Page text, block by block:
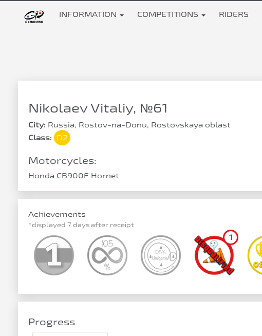
INFORMATION COMPETITIONS RIDERS
Nikolaev Vitaliy, №61
City: Russia, Rostov-na-Donu, Rostovskaya oblast
Class:
D2
Motorcycles:
Honda CB900F Hornet
Achievements
*displayed 7 days after receipt
1
Progress